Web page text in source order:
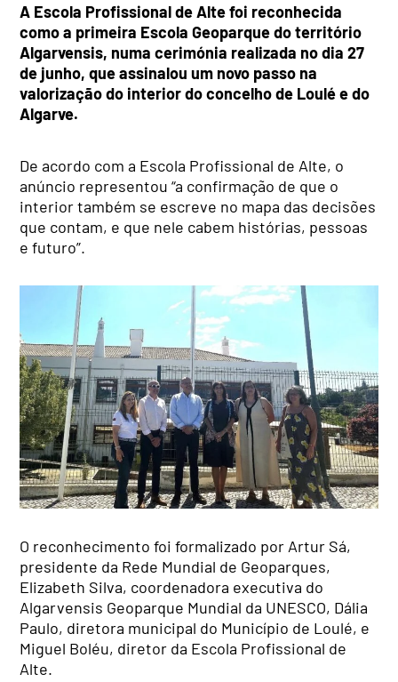
A Escola Profissional de Alte foi reconhecida
como a primeira Escola Geoparque do território
Algarvensis, numa cerimónia realizada no dia 27
de junho, que assinalou um novo passo na
valorização do interior do concelho de Loulé e do
Algarve.
De acordo com a Escola Profissional de Alte, o
anúncio representou “a confirmação de que o
interior também se escreve no mapa das decisões
que contam, e que nele cabem histórias, pessoas
e futuro”.
O reconhecimento foi formalizado por Artur Sá,
presidente da Rede Mundial de Geoparques,
Elizabeth Silva, coordenadora executiva do
Algarvensis Geoparque Mundial da UNESCO, Dália
Paulo, diretora municipal do Município de Loulé, e
Miguel Boléu, diretor da Escola Profissional de
Alte.